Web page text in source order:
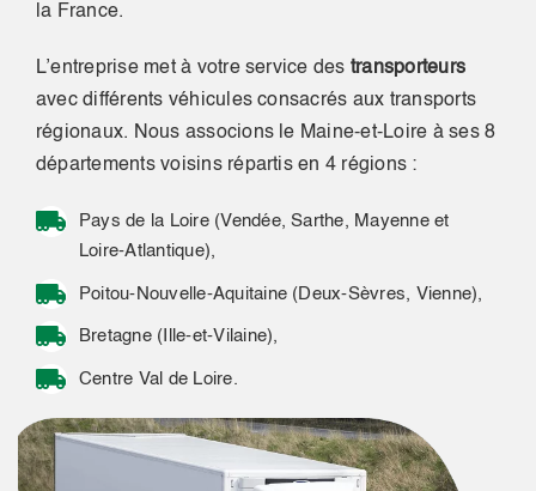
la France.
L’entreprise met à votre service des transporteurs
avec différents véhicules consacrés aux transports
régionaux. Nous associons le Maine-et-Loire à ses 8
départements voisins répartis en 4 régions :
Pays de la Loire (Vendée, Sarthe, Mayenne et
Loire-Atlantique),
Poitou-Nouvelle-Aquitaine (Deux-Sèvres, Vienne),
Bretagne (Ille-et-Vilaine),
Centre Val de Loire.